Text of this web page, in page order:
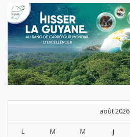
août 2026
L M M J